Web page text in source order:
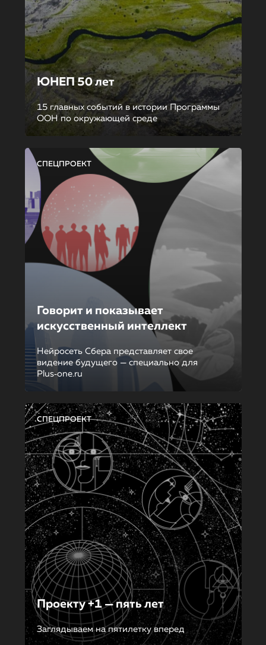
ЮНЕП 50 лет
15 главных событий в истории Программы
ООН по окружающей среде
СПЕЦПРОЕКТ
Говорит и показывает
искусственный интеллект
Нейросеть Сбера представляет свое
видение будущего — специально для
Plus‑one.ru
СПЕЦПРОЕКТ
Проекту +1 — пять лет
Заглядываем на пятилетку вперед